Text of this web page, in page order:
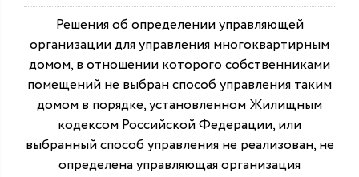
Решения об определении управляющей
организации для управления многоквартирным
домом, в отношении которого собственниками
помещений не выбран способ управления таким
домом в порядке, установленном Жилищным
кодексом Российской Федерации, или
выбранный способ управления не реализован, не
определена управляющая организация